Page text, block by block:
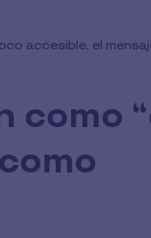
accesible, el
como